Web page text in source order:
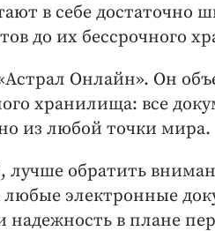
в себе достаточно
до их бессрочного
Онлайн». Он
хранилища: все
из любой точки мира.
лучше обратить
любые электронные
надежность в плане